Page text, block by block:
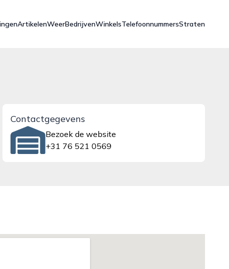
ArtikelenWeerBedrijvenWinkelsTelefoonnummersStraten
Contactgegevens
Bezoek de website
+31 76 521 0569